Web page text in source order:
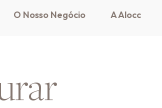
O Nosso Negócio A Alocc